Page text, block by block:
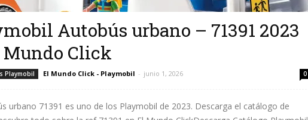
Autobús urbano – 71391 2023
Mundo Click
Playmobil El Mundo Click - Playmobil - junio 1, 2026 0
urbano 71391 es uno de los Playmobil de 2023. Descarga el catálogo de